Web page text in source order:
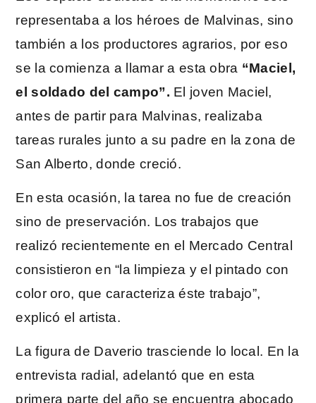
representaba a los héroes de Malvinas, sino
también a los productores agrarios, por eso
se la comienza a llamar a esta obra “Maciel,
el soldado del campo”. El joven Maciel,
antes de partir para Malvinas, realizaba
tareas rurales junto a su padre en la zona de
San Alberto, donde creció.
En esta ocasión, la tarea no fue de creación
sino de preservación. Los trabajos que
realizó recientemente en el Mercado Central
consistieron en “la limpieza y el pintado con
color oro, que caracteriza éste trabajo”,
explicó el artista.
La figura de Daverio trasciende lo local. En la
entrevista radial, adelantó que en esta
primera parte del año se encuentra abocado